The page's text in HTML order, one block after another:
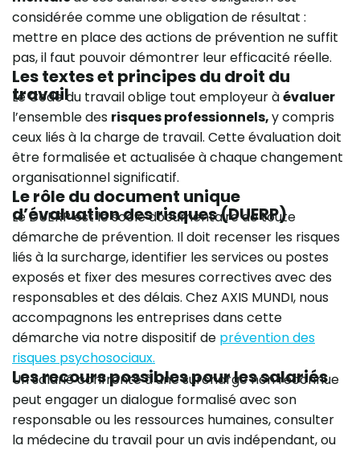
considérée comme une obligation de résultat :
mettre en place des actions de prévention ne suffit
pas, il faut pouvoir démontrer leur efficacité réelle.
Les textes et principes du droit du
travail
Le Code du travail oblige tout employeur àévaluer
l’ensemble des risques professionnels,y compris
ceux liés à la charge de travail. Cette évaluation doit
être formalisée et actualisée à chaque changement
organisationnel significatif.
Le rôle du document unique
d’évaluation des risques (DUERP)
Le DUERP est le socle documentaire de toute
démarche de prévention. Il doit recenser les risques
liés à la surcharge, identifier les services ou postes
exposés et fixer des mesures correctives avec des
responsables et des délais. Chez AXIS MUNDI, nous
accompagnons les entreprises dans cette
démarche via notre dispositif de prévention des
risques psychosociaux.
Les recours possibles pour les salariés
Un salarié confronté à une surcharge non reconnue
peut engager un dialogue formalisé avec son
responsable ou les ressources humaines, consulter
la médecine du travail pour un avis indépendant, ou